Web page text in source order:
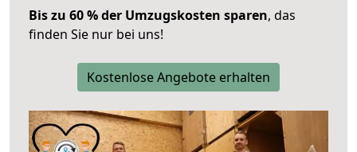
Bis zu 60 % der Umzugskosten sparen, das
finden Sie nur bei uns!
Kostenlose Angebote erhalten